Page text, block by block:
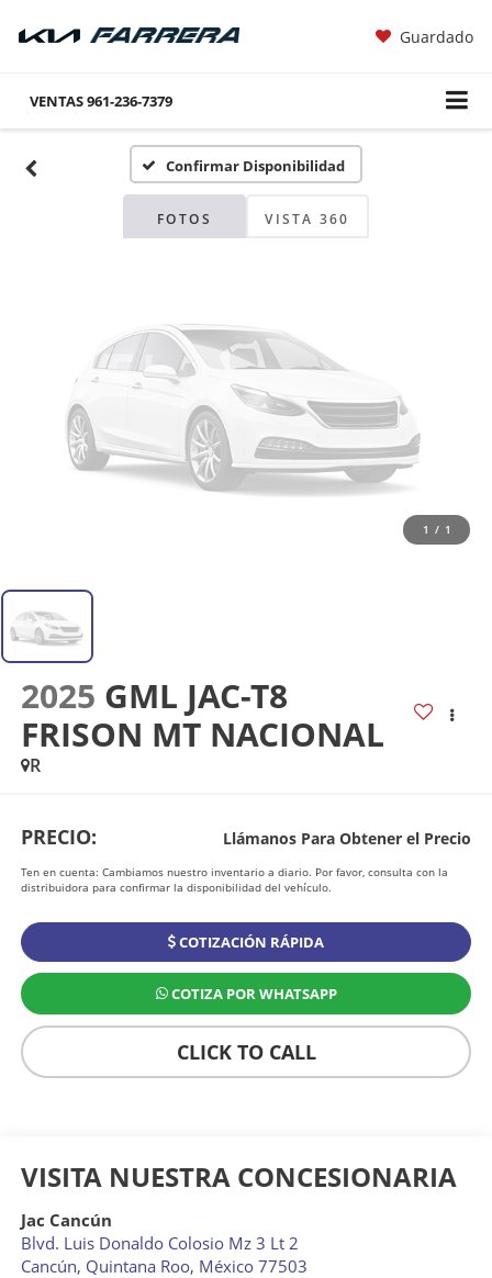
Guardado
VENTAS961-236-7379
Confirmar Disponibilidad
FOTOS VISTA 360
Fotos No
Disponibles
Por favor, revise luego
1 / 1
2025 GML JAC-T8
FRISON MT NACIONAL
R
PRECIO: Llámanos Para Obtener el Precio
Ten en cuenta: Cambiamos nuestro inventario a diario. Por favor, consulta con la
distribuidora para confirmar la disponibilidad del vehículo.
COTIZACIÓN RÁPIDA
COTIZA POR WHATSAPP
CLICK TO CALL
VISITA NUESTRA CONCESIONARIA
Jac Cancún
Blvd. Luis Donaldo Colosio Mz 3 Lt 2
Cancún, Quintana Roo, México 77503